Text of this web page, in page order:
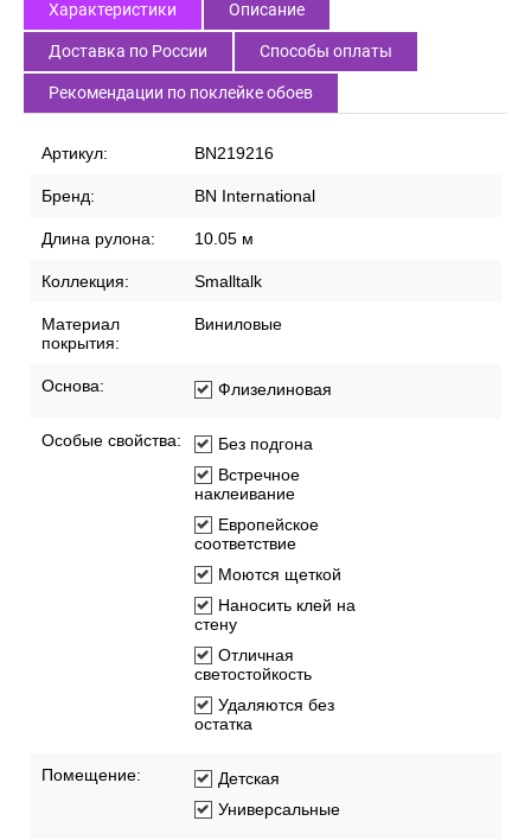
Характеристики Описание
Доставка по России Способы оплаты
Рекомендации по поклейке обоев
Артикул: BN219216
Бренд: BN International
Длина рулона: 10.05 м
Коллекция: Smalltalk
Материал
покрытия:
Виниловые
Основа: Флизелиновая
Особые свойства:
Без подгона
Встречное
наклеивание
Европейское
соответствие
Моются щеткой
Наносить клей на
стену
Отличная
светостойкость
Удаляются без
остатка
Помещение:
Детская
Универсальные